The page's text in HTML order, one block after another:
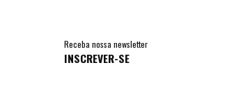
Receba nossa newsletter
INSCREVER-SE